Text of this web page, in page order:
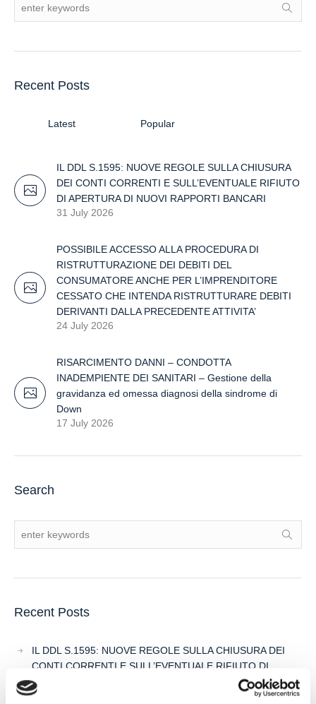
Recent Posts
Latest Popular
IL DDL S.1595: NUOVE REGOLE SULLA CHIUSURA
DEI CONTI CORRENTI E SULL’EVENTUALE RIFIUTO
DI APERTURA DI NUOVI RAPPORTI BANCARI
31 July 2026
POSSIBILE ACCESSO ALLA PROCEDURA DI
RISTRUTTURAZIONE DEI DEBITI DEL
CONSUMATORE ANCHE PER L’IMPRENDITORE
CESSATO CHE INTENDA RISTRUTTURARE DEBITI
DERIVANTI DALLA PRECEDENTE ATTIVITA’
24 July 2026
RISARCIMENTO DANNI – CONDOTTA
INADEMPIENTE DEI SANITARI – Gestione della
gravidanza ed omessa diagnosi della sindrome di
Down
17 July 2026
Search
Recent Posts
IL DDL S.1595: NUOVE REGOLE SULLA CHIUSURA DEI
CONTI CORRENTI E SULL’EVENTUALE RIFIUTO DI
APERTURA DI NUOVI RAPPORTI BANCARI